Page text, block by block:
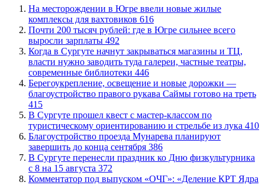
​На месторождении в Югре ввели новые жилые
комплексы для вахтовиков 616
​Почти 200 тысяч рублей: где в Югре сильнее всего
выросли зарплаты 492
​Когда в Сургуте начнут закрываться магазины и ТЦ,
власти нужно заводить туда галереи, частные театры,
современные библиотеки 446
Берегоукрепление, освещение и новые дорожки —
благоустройство правого рукава Саймы готово на треть
415
В Сургуте прошел квест с мастер-классом по
туристическому ориентированию и стрельбе из лука 410
Благоустройство проезда Мунарева планируют
завершить до конца сентября 386
​В Сургуте перенесли праздник ко Дню физкультурника
с 8 на 15 августа 372
​Комментатор под выпуском «ОЧГ»: «Деление КРТ Ядра